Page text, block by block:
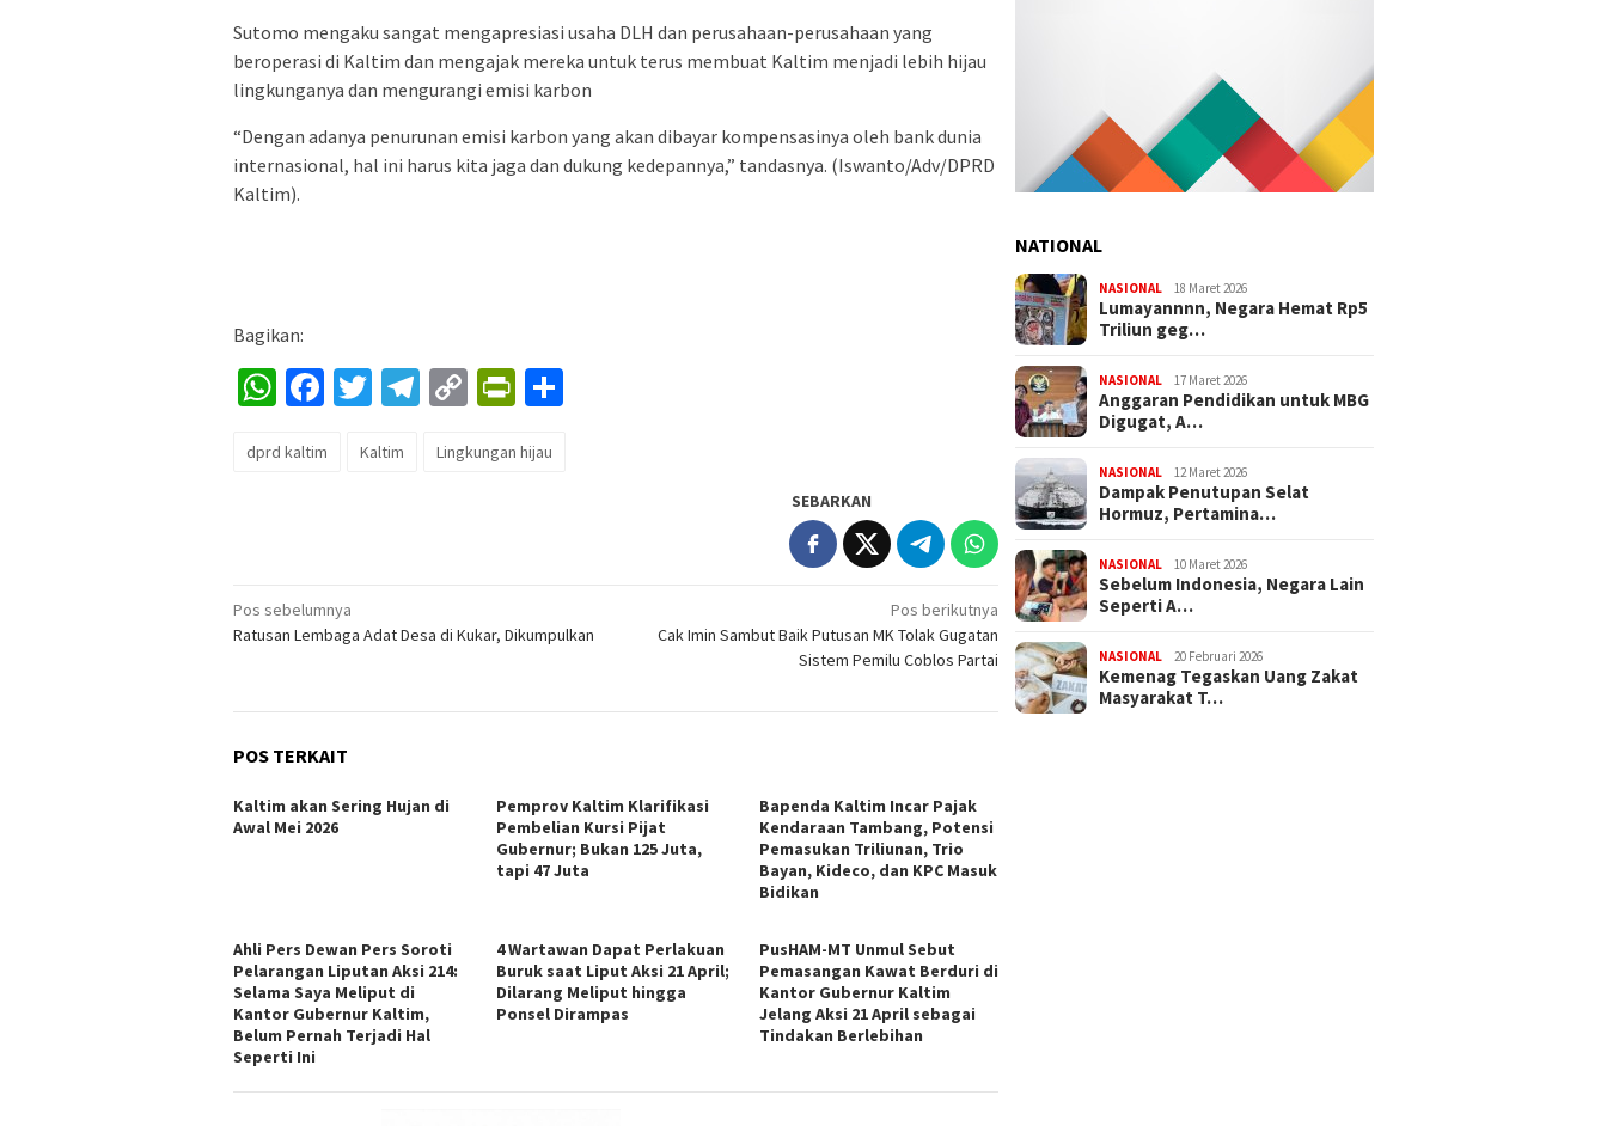
Sutomo mengaku sangat mengapresiasi usaha DLH dan perusahaan-perusahaan yang
beroperasi di Kaltim dan mengajak mereka untuk terus membuat Kaltim menjadi lebih hijau
lingkunganya dan mengurangi emisi karbon
“Dengan adanya penurunan emisi karbon yang akan dibayar kompensasinya oleh bank dunia
internasional, hal ini harus kita jaga dan dukung kedepannya,” tandasnya. (Iswanto/Adv/DPRD
Kaltim).
Bagikan:
WhatsApp
Facebook
Twitter
Telegram
CopyPrintFriendly
dprd kaltim Kaltim Lingkungan hijau
SEBARKAN
Navigasi
pos
Pos sebelumnya
Ratusan Lembaga Adat Desa di Kukar, Dikumpulkan
Pos berikutnya
Cak Imin Sambut Baik Putusan MK Tolak Gugatan
Sistem Pemilu Coblos Partai
POS TERKAIT
Kaltim akan Sering Hujan di
Awal Mei 2026
Pemprov Kaltim Klarifikasi
Pembelian Kursi Pijat
Gubernur; Bukan 125 Juta,
tapi 47 Juta
Bapenda Kaltim Incar Pajak
Kendaraan Tambang, Potensi
Pemasukan Triliunan, Trio
Bayan, Kideco, dan KPC Masuk
Bidikan
Ahli Pers Dewan Pers Soroti
Pelarangan Liputan Aksi 214:
Selama Saya Meliput di
Kantor Gubernur Kaltim,
Belum Pernah Terjadi Hal
Seperti Ini
4 Wartawan Dapat Perlakuan
Buruk saat Liput Aksi 21 April;
Dilarang Meliput hingga
Ponsel Dirampas
PusHAM-MT Unmul Sebut
Pemasangan Kawat Berduri di
Kantor Gubernur Kaltim
Jelang Aksi 21 April sebagai
Tindakan Berlebihan
NATIONAL
NASIONAL 18 Maret 2026
Lumayannnn, Negara Hemat Rp5
Triliun geg…
NASIONAL 17 Maret 2026
Anggaran Pendidikan untuk MBG
Digugat, A…
NASIONAL 12 Maret 2026
Dampak Penutupan Selat
Hormuz, Pertamina…
NASIONAL 10 Maret 2026
Sebelum Indonesia, Negara Lain
Seperti A…
NASIONAL 20 Februari 2026
Kemenag Tegaskan Uang Zakat
Masyarakat T…